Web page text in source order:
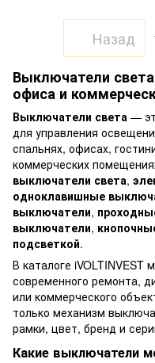
Назад
Выключатели
офиса и
Выключатели света —
для управления
спальнях, офисах,
коммерческих
выключатели света,
одноклавишные
выключатели,
выключатели,
подсветкой.
В каталоге
современного ремонта,
или коммерческого
только механизм
рамки, цвет, бренд и
Какие выключатели